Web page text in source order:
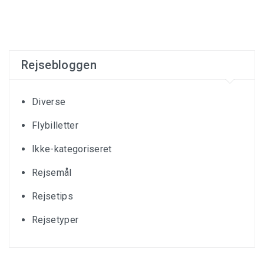
Rejsebloggen
Diverse
Flybilletter
Ikke-kategoriseret
Rejsemål
Rejsetips
Rejsetyper